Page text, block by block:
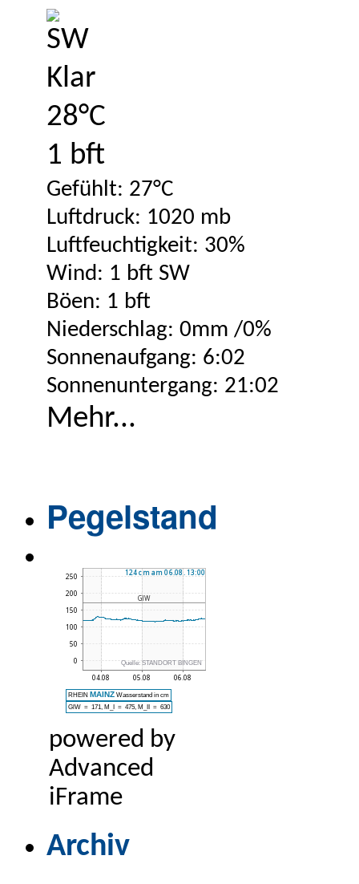
Klar
28°C
1 bft
Gefühlt: 27°C
Luftdruck: 1020 mb
Luftfeuchtigkeit: 30%
Wind: 1 bft SW
Böen: 1 bft
Niederschlag: 0mm /0%
Sonnenaufgang: 6:02
Sonnenuntergang: 21:02
Mehr...
Pegelstand
powered by
Advanced
iFrame
Archiv